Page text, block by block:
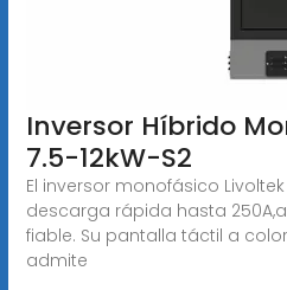
Inversor Híbrido
7.5-12kW-S2
El inversor monofásico
descarga rápida hasta
fiable. Su pantalla táctil a
admite